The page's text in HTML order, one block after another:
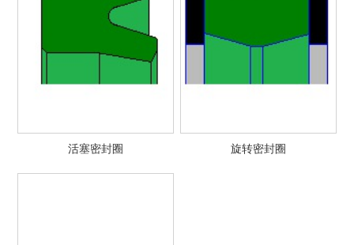
活塞密封圈 旋转密封圈